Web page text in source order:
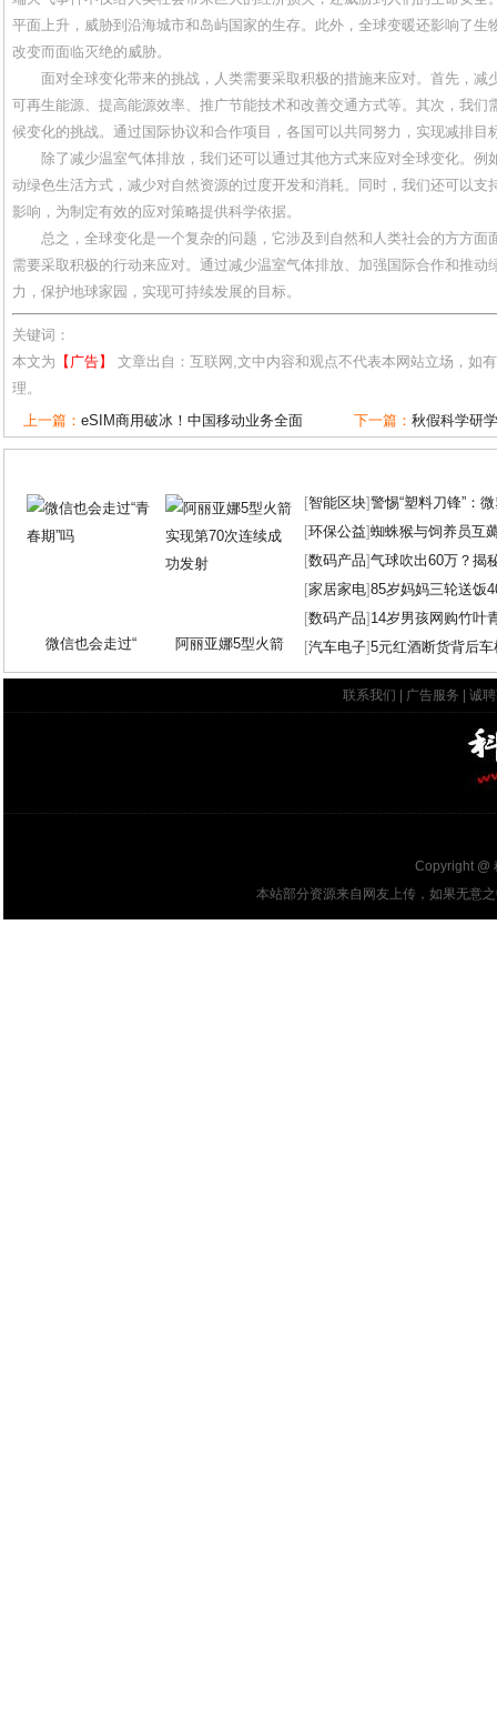
平面上升，威胁到沿海城市和岛屿国家的生存。此外，全球变暖还影响了生
改变而面临灭绝的威胁。
面对全球变化带来的挑战，人类需要采取积极的措施来应对。首先，减
可再生能源、提高能源效率、推广节能技术和改善交通方式等。其次，我们
候变化的挑战。通过国际协议和合作项目，各国可以共同努力，实现减排目
除了减少温室气体排放，我们还可以通过其他方式来应对全球变化。例
动绿色生活方式，减少对自然资源的过度开发和消耗。同时，我们还可以支
影响，为制定有效的应对策略提供科学依据。
总之，全球变化是一个复杂的问题，它涉及到自然和人类社会的方方面
需要采取积极的行动来应对。通过减少温室气体排放、加强国际合作和推动
力，保护地球家园，实现可持续发展的目标。
关键词：
本文为 【广告】
文章出自：互联网,文中内容和观点不代表本网站立场，如
理。
上一篇： eSIM商用破冰！中国移动业务全面 下一篇： 秋假科学研
微信也会走过“ 阿丽亚娜5型火箭
[智能区块]警惕“塑料刀锋”：
[环保公益]蜘蛛猴与饲养员互
[数码产品]气球吹出60万？揭
[家居家电]85岁妈妈三轮送饭
[数码产品] 14岁男孩网购竹叶
[汽车电子]5元红酒断货背后
联系我们 广告服务 诚
Copyright @
本站部分资源来自网友上传，如果无意